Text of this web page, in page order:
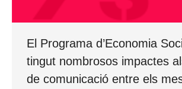
El Programa d’Economia
tingut nombrosos impactes
de comunicació entre els